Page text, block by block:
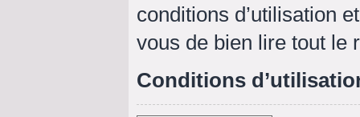
conditions d’utilisation
vous de bien lire tout le
Conditions